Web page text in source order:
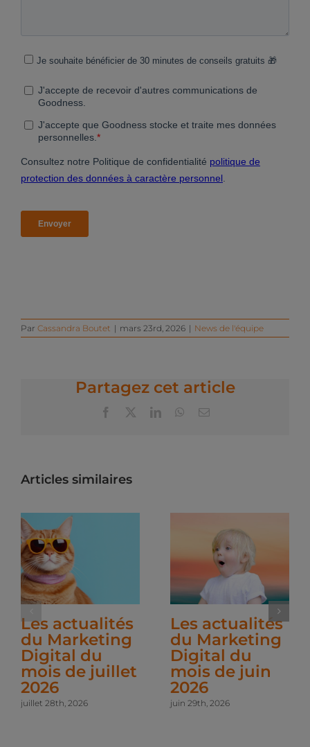
Par Cassandra Boutet | mars 23rd, 2026 | News de l'équipe
Partagez cet article
Facebook LinkedInWhatsApp
Email
Articles similaires
Les actualités
du Marketing
Digital du
mois de juillet
2026
juillet 28th, 2026
Les actualités
du Marketing
Digital du
mois de juin
2026
juin 29th, 2026